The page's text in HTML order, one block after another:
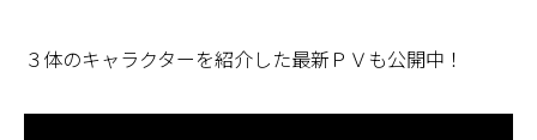
３体のキャラクターを紹介した最新ＰＶも公開中！